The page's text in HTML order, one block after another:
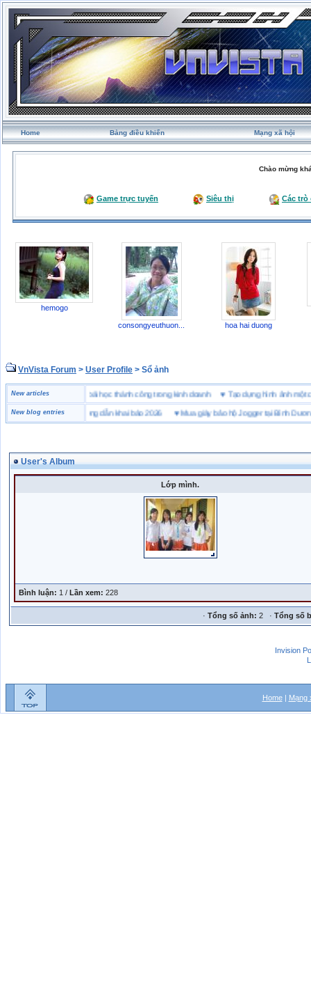
Home Bảng điều khiển Mạng xã hội
Chào mừng
Game trực tuyến Siêu thị Các trò
hemogo
consongyeuthuon... hoa hai duong
VnVista Forum > User Profile > Sổ ảnh
New articles
biệt” của Microsoft ♥4 bài học thành công trong kinh doanh♥Tạo dựng hình
New blog entries
hải quan là gì? Hướng dẫn khai báo 2026♥ Mua giày bảo hộ Jogger tại Bình Dương ở
User's Album
Lớp mình.
Bình luận: 1 / Lần xem: 228
· Tổng số ảnh: 2 · Tổng số
Invision
Home| Mạng